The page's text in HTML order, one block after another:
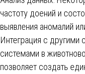
частоту доений и
выявления аномалий
Интеграция с другими
системами в
позволяет создать